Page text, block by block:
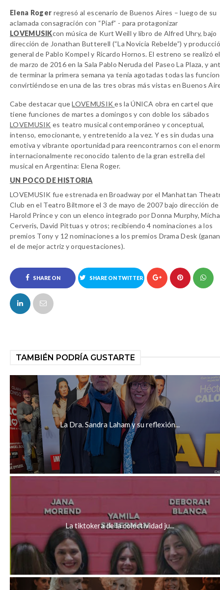
Elena Roger regresó al escenario de Buenos Aires – luego de su
aclamada consagración con “Piaf” - para protagonizar
LOVEMUSIKcon música de Kurt Weill y libro de Alfred Uhry, bajo
dirección de Jonathan Butterell (“La Novicia Rebelde”) y
general de Pablo Kompel y Ricardo Hornos. El estreno se realizó
de marzo de 2016 en la Sala Pablo Neruda del Paseo La Plaza, y
de terminar la primera semana ya tenía agotadas todas las
convirtiéndose en una de las tres obras más vistas en Buenos
Cabe destacar queLOVEMUSIKes la ÚNICA obra en cartel que
tiene funciones de martes a domingos y con doble los sábados
LOVEMUSIK es teatro musical contemporáneo y conceptual,
intenso, emocionante, y entretenido a la vez. Y es sin dudas una
emotiva y vibrante oportunidad para reencontrarnos con el
internacionalmente reconocido talento de la gran estrella del
musical en Argentina: Elena Roger.
UN POCO DE HISTORIA
LOVEMUSIK fue estrenada en Broadway por el Manhattan
Club en el Teatro Biltmore el 3 de mayo de 2007 bajo dirección de
Harold Prince y con un elenco integrado por Donna Murphy,
Cerveris, David Pittuas y otros; recibiendo 4 nominaciones a los
premios Tony y 12 nominaciones a los premios Drama Desk
el de mejor actriz y orquestaciones).
SHARE ON
FACEBOOK
SHARE ON TWITTER
TAMBIÉN PODRÍA GUSTARTE
La Dra. Sandra Laham y su reflexión...
La tiktokera de la colectividad ju...